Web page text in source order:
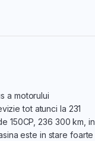
a motorului
tot atunci la 231
150CP, 236 300 km, in
este in stare foarte